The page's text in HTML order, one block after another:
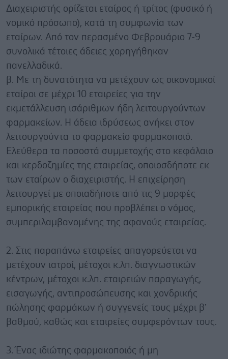
Διαχειριστής ορίζεται εταίρος ή τρίτος (φυσικό ή
νομικό πρόσωπο), κατά τη συμφωνία των
εταίρων. Από τον περασμένο Φεβρουάριο 7-9
συνολικά τέτοιες άδειες χορηγήθηκαν
πανελλαδικά.
β. Με τη δυνατότητα να μετέχουν ως οικονομικοί
εταίροι σε μέχρι 10 εταιρείες για την
εκμετάλλευση ισάριθμων ήδη λειτουργούντων
φαρμακείων. Η άδεια ιδρύσεως ανήκει στον
λειτουργούντα το φαρμακείο φαρμακοποιό.
Ελεύθερα τα ποσοστά συμμετοχής στο κεφάλαιο
και κερδοζημίες της εταιρείας, οποιοσδήποτε εκ
των εταίρων ο διαχειριστής. Η επιχείρηση
λειτουργεί με οποιαδήποτε από τις 9 μορφές
εμπορικής εταιρείας που προβλέπει ο νόμος,
συμπεριλαμβανομένης της αφανούς εταιρείας.
2. Στις παραπάνω εταιρείες απαγορεύεται να
μετέχουν ιατροί, μέτοχοι κ.λπ. διαγνωστικών
κέντρων, μέτοχοι κ.λπ. εταιρειών παραγωγής,
εισαγωγής, αντιπροσώπευσης και χονδρικής
πώλησης φαρμάκων ή συγγενείς τους μέχρι β’
βαθμού, καθώς και εταιρείες συμφερόντων τους.
3. Ένας ιδιώτης φαρμακοποιός ή μη